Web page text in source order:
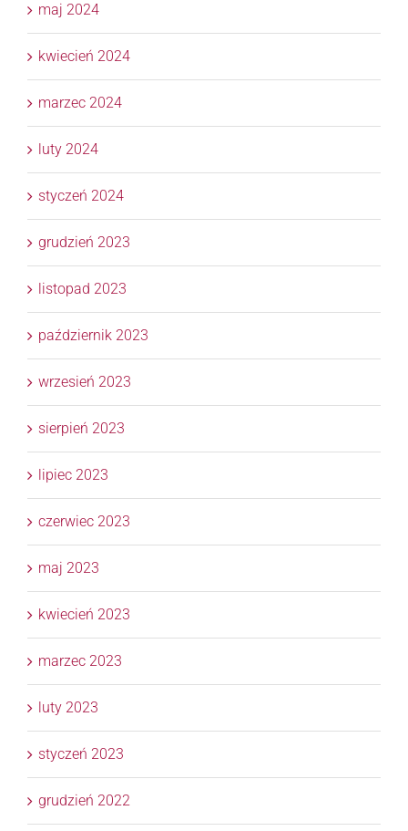
maj 2024
kwiecień 2024
marzec 2024
luty 2024
styczeń 2024
grudzień 2023
listopad 2023
październik 2023
wrzesień 2023
sierpień 2023
lipiec 2023
czerwiec 2023
maj 2023
kwiecień 2023
marzec 2023
luty 2023
styczeń 2023
grudzień 2022